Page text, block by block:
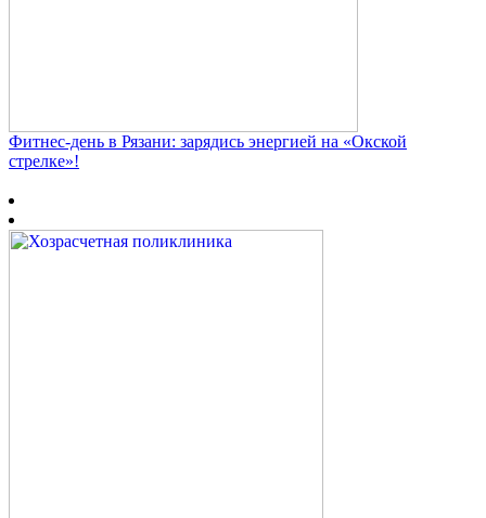
Фитнес‑день в Рязани: зарядись энергией на «Окской
стрелке»!